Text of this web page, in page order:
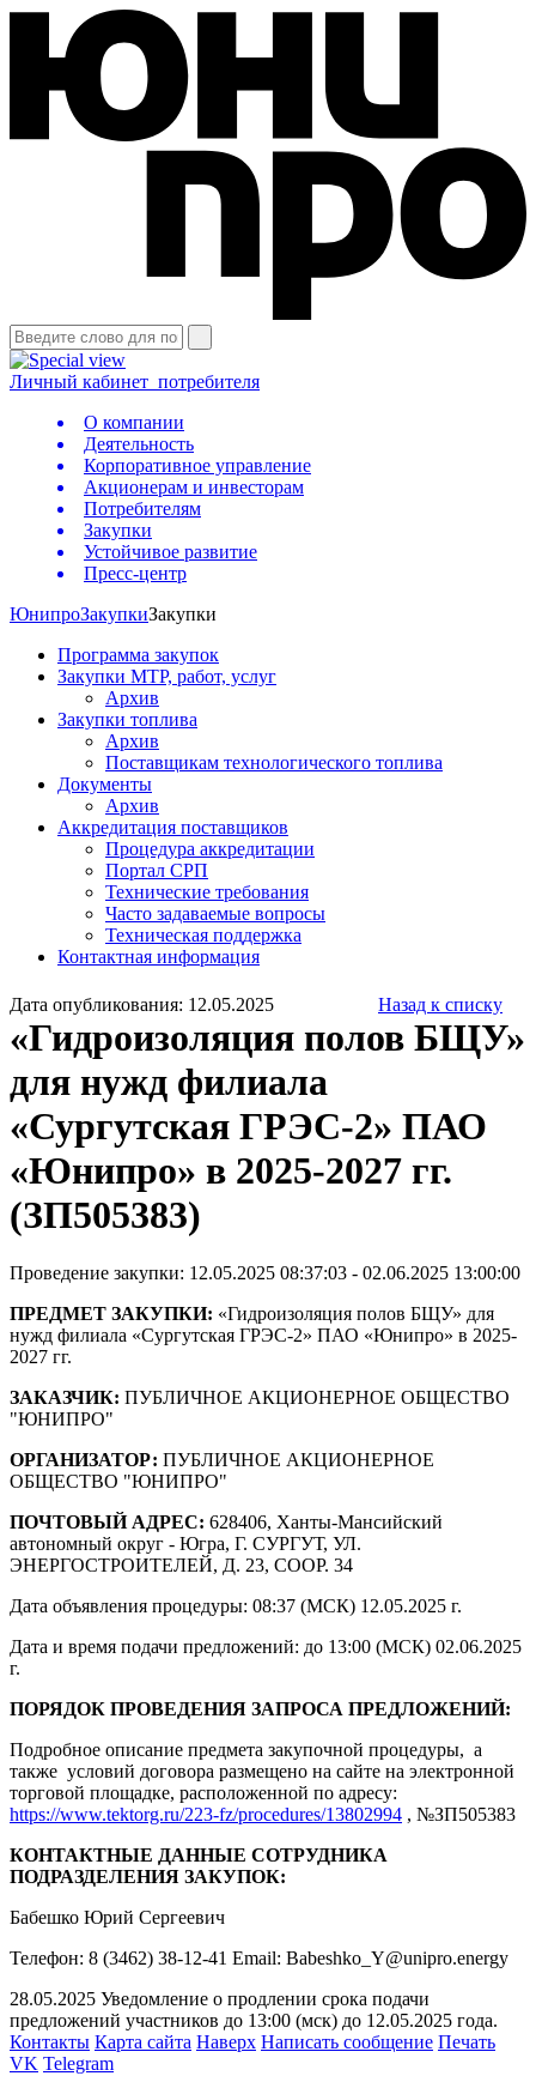
Личный кабинет потребителя
О компании
Деятельность
Корпоративное управление
Акционерам и инвесторам
Потребителям
Закупки
Устойчивое развитие
Пресс-центр
ЮнипроЗакупкиЗакупки
Программа закупок
Закупки МТР, работ, услуг
Архив
Закупки топлива
Архив
Поставщикам технологического топлива
Документы
Архив
Аккредитация поставщиков
Процедура аккредитации
Портал СРП
Технические требования
Часто задаваемые вопросы
Техническая поддержка
Контактная информация
Дата опубликования: 12.05.2025 Назад к списку
«Гидроизоляция полов БЩУ»
для нужд филиала
«Сургутская ГРЭС-2» ПАО
«Юнипро» в 2025-2027 гг.
(ЗП505383)
Проведение закупки: 12.05.2025 08:37:03 - 02.06.2025 13:00:00
ПРЕДМЕТ ЗАКУПКИ: «Гидроизоляция полов БЩУ» для
нужд филиала «Сургутская ГРЭС-2» ПАО «Юнипро» в 2025-
2027 гг.
ЗАКАЗЧИК: ПУБЛИЧНОЕ АКЦИОНЕРНОЕ ОБЩЕСТВО
"ЮНИПРО"
ОРГАНИЗАТОР: ПУБЛИЧНОЕ АКЦИОНЕРНОЕ
ОБЩЕСТВО "ЮНИПРО"
ПОЧТОВЫЙ АДРЕС: 628406, Ханты-Мансийский
автономный округ - Югра, Г. СУРГУТ, УЛ.
ЭНЕРГОСТРОИТЕЛЕЙ, Д. 23, СООР. 34
Дата объявления процедуры: 08:37 (МСК) 12.05.2025 г.
Дата и время подачи предложений: до 13:00 (МСК) 02.06.2025
г.
ПОРЯДОК ПРОВЕДЕНИЯ ЗАПРОСА ПРЕДЛОЖЕНИЙ:
Подробное описание предмета закупочной процедуры, а
также условий договора размещено на сайте на электронной
торговой площадке, расположенной по адресу:
https://www.tektorg.ru/223-fz/procedures/13802994 , №ЗП505383
КОНТАКТНЫЕ ДАННЫЕ СОТРУДНИКА
ПОДРАЗДЕЛЕНИЯ ЗАКУПОК:
Бабешко Юрий Сергеевич
Телефон: 8 (3462) 38-12-41 Email: Babeshko_Y@unipro.energy
28.05.2025 Уведомление о продлении срока подачи
предложений участников до 13:00 (мск) до 12.05.2025 года.
Контакты Карта сайта Наверх Написать сообщение Печать
VK Telegram